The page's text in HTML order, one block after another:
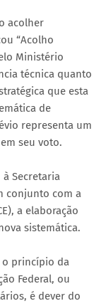
acolher
“Acolho
Ministério
técnica quanto
que esta
de
representa um
seu voto.
à Secretaria
conjunto com a
a elaboração
sistemática.
o princípio da
Federal, ou
é dever do